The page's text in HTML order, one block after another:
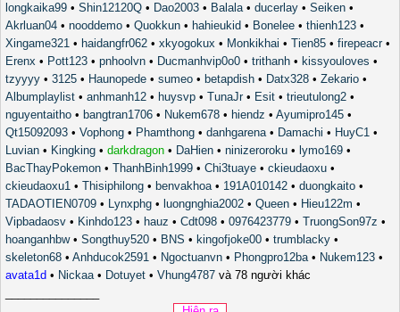
longkaika99 • Shin12120Q • Dao2003 • Balala• ducerlay • Seiken •
Akrluan04 • nooddemo • Quokkun • hahieukid • Bonelee • thienh123 •
Xingame321 • haidangfr062 • xkyogokux • Monkikhai • Tien85 • firepeacr•
Erenx • Pott123 • pnhoolvn • Ducmanhvip0o0 • trithanh • kissyouloves •
tzyyyy • 3125 • Haunopede • sumeo • betapdish • Datx328 • Zekario •
Albumplaylist • anhmanh12 • huysvp • TunaJr• Esit • trieutulong2 •
nguyentaitho • bangtran1706 • Nukem678 • hiendz • Ayumipro145 •
Qt15092093 • Vophong • Phamthong • danhgarena• Damachi • HuyC1 •
Luvian • Kingking • darkdragon • DaHien • ninizeroroku • lymo169 •
BacThayPokemon • ThanhBinh1999 • Chi3tuaye • ckieudaoxu •
ckieudaoxu1 • Thisiphilong • benvakhoa• 191A010142 • duongkaito •
TADAOTIEN0709 • Lynxphg • luongnghia2002 • Queen • Hieu122m •
Vipbadaosv • Kinhdo123 • hauz • Cdt098 • 0976423779 • TruongSon97z •
hoanganhbw• Songthuy520 • BNS • kingofjoke00 • trumblacky •
skeleton68 • Anhducok2591 • Ngoctuanvn • Phongpro12ba• Nukem123 •
avata1d • Nickaa• Dotuyet • Vhung4787 và 78 người khác